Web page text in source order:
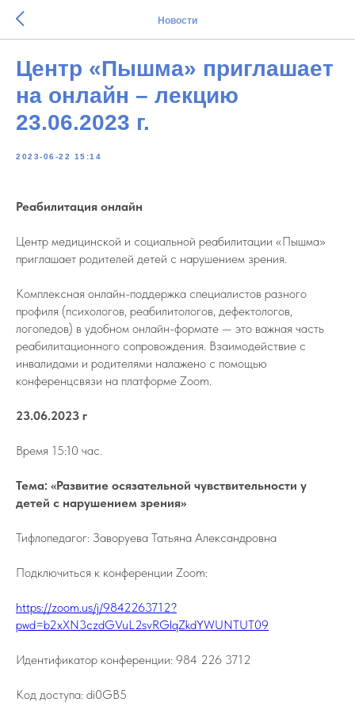
Новости
Центр «Пышма» приглашает
на онлайн – лекцию
23.06.2023 г.
2023-06-22 15:14
Реабилитация онлайн
Центр медицинской и социальной реабилитации «Пышма»
приглашает родителей детей с нарушением зрения.
Комплексная онлайн-поддержка специалистов разного
профиля (психологов, реабилитологов, дефектологов,
логопедов) в удобном онлайн-формате — это важная часть
реабилитационного сопровождения. Взаимодействие с
инвалидами и родителями налажено с помощью
конференцсвязи на платформе Zoom.
23.06.2023 г
Время 15:10 час.
Тема: «Развитие осязательной чувствительности у
детей с нарушением зрения»
Тифлопедагог: Заворуева Татьяна Александровна
Подключиться к конференции Zoom:
https://zoom.us/j/9842263712?
pwd=b2xXN3czdGVuL2svRGlqZkdYWUNTUT09
Идентификатор конференции: 984 226 3712
Код доступа: di0GB5